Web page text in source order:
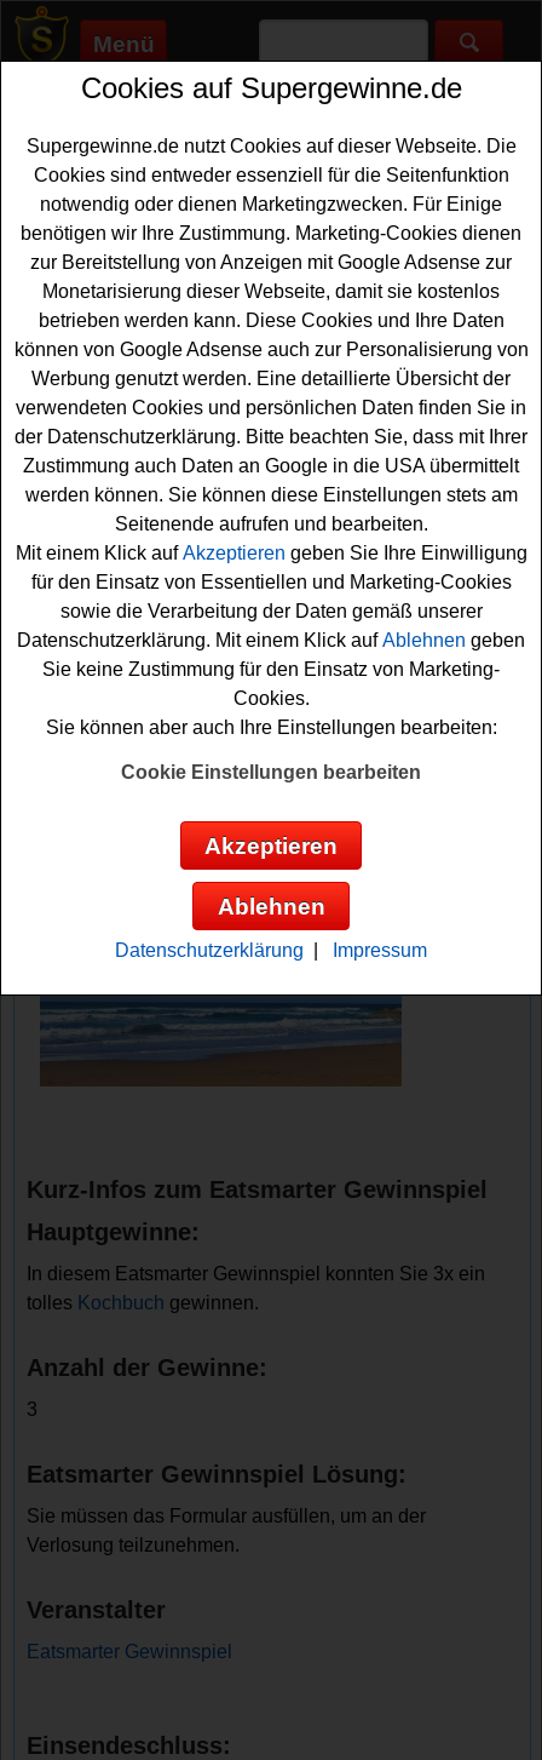
Menü
Supergewinne.de>Gewinnspiele>Sonstige Gewinnspiele
Anzeige:
Anzeige:
Eatsmarter Gewinnspiel -
Kochbuch gewinnen
Für alle Gewinner, die gern ein tolles Kochbuch
gewinnen möchten, ist das aktuelle Eatsmarter
Gewinnspiel perfekt. Verlost werden drei Exemplare des
Jubiläums-Kochbuchs zu 10 Jahren Eat Smarter - und
mit etwas Glück können Sie ein solches Kochbuch
gewinnen. Falls Sie an der Verlosung teilnehmen
möchten, müssen Sie nur flink Ihre Daten eintragen und
können sich so Ihre Chance sichern. Vielleicht klappt es
ja? Viel Glück!
Eatsmarter verlost 3x ein tolles Kochbuch
Anzeige:
Kurz-Infos zum Eatsmarter Gewinnspiel
Hauptgewinne:
In diesem Eatsmarter Gewinnspiel konnten Sie 3x ein
tolles Kochbuch gewinnen.
Anzahl der Gewinne:
3
Eatsmarter Gewinnspiel Lösung:
Sie müssen das Formular ausfüllen, um an der
Verlosung teilzunehmen.
Veranstalter
Eatsmarter Gewinnspiel
Einsendeschluss:
Cookies auf Supergewinne.de
Supergewinne.de nutzt Cookies auf dieser Webseite. Die
Cookies sind entweder essenziell für die Seitenfunktion
notwendig oder dienen Marketingzwecken. Für Einige
benötigen wir Ihre Zustimmung. Marketing-Cookies dienen
zur Bereitstellung von Anzeigen mit Google Adsense zur
Monetarisierung dieser Webseite, damit sie kostenlos
betrieben werden kann. Diese Cookies und Ihre Daten
können von Google Adsense auch zur Personalisierung von
Werbung genutzt werden. Eine detaillierte Übersicht der
verwendeten Cookies und persönlichen Daten finden Sie in
der Datenschutzerklärung. Bitte beachten Sie, dass mit Ihrer
Zustimmung auch Daten an Google in die USA übermittelt
werden können. Sie können diese Einstellungen stets am
Seitenende aufrufen und bearbeiten.
Mit einem Klick aufAkzeptieren geben Sie Ihre Einwilligung
für den Einsatz von Essentiellen und Marketing-Cookies
sowie die Verarbeitung der Daten gemäß unserer
Datenschutzerklärung. Mit einem Klick aufAblehnen geben
Sie keine Zustimmung für den Einsatz von Marketing-
Cookies.
Sie können aber auch Ihre Einstellungen bearbeiten:
Cookie Einstellungen bearbeiten
Akzeptieren
Ablehnen
Datenschutzerklärung Impressum